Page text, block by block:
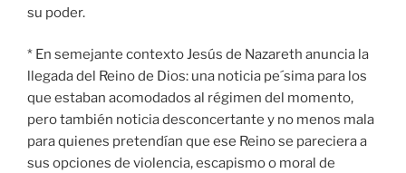
su poder.
* En semejante contexto Jesús de Nazareth anuncia la
llegada del Reino de Dios: una noticia pe´sima para los
que estaban acomodados al régimen del momento,
pero también noticia desconcertante y no menos mala
para quienes pretendían que ese Reino se pareciera a
sus opciones de violencia, escapismo o moral de